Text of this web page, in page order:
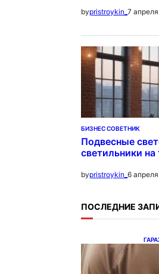
bypristroykin_ 7
БИЗНЕС СОВЕТНИК
Подвесные
светильники на
bypristroykin_ 6
ПОСЛЕДНИЕ